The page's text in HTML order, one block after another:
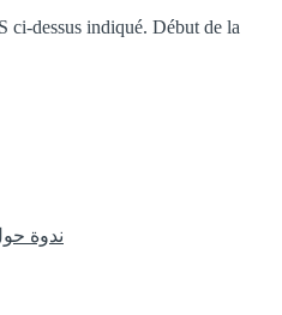
ci-dessus indiqué. Début de la
ندوة